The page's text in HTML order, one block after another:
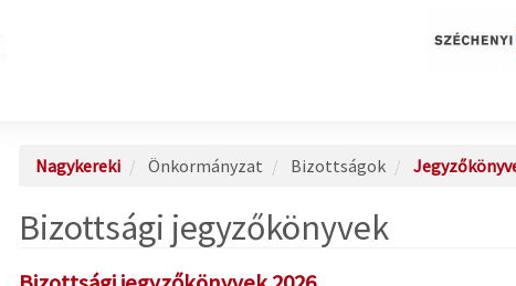
Nagykereki Önkormányzat Bizottságok
Bizottsági jegyzőkönyvek